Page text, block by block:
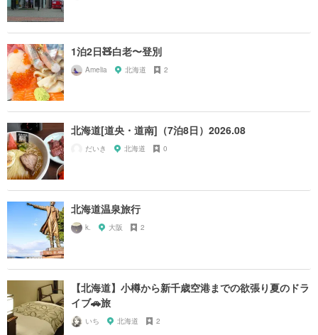
1泊2日🧸白老〜登別
Amelia 北海道 2
北海道[道央・道南]（7泊8日）2026.08
だいき 北海道 0
北海道温泉旅行
k. 大阪 2
【北海道】小樽から新千歳空港までの欲張り夏のドラ
イブ🚗旅
いち 北海道 2